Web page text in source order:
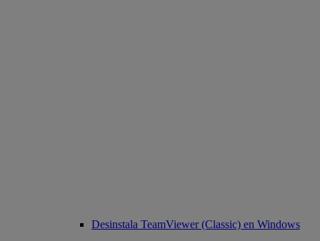
Desinstala TeamViewer (Classic) en Windows